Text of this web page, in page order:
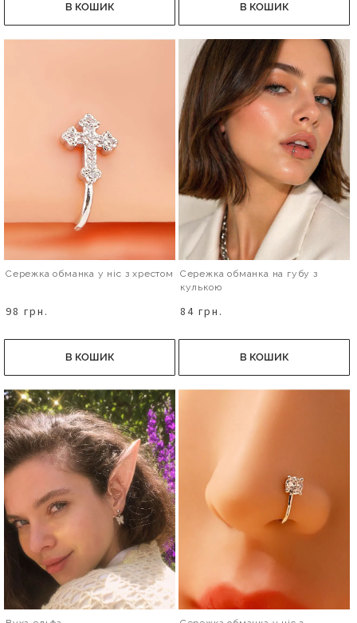
В КОШИК В КОШИК
Сережка обманка у ніс з хрестом
98 грн.
В КОШИК
Сережка обманка на губу з
кулькою
84 грн.
В КОШИК